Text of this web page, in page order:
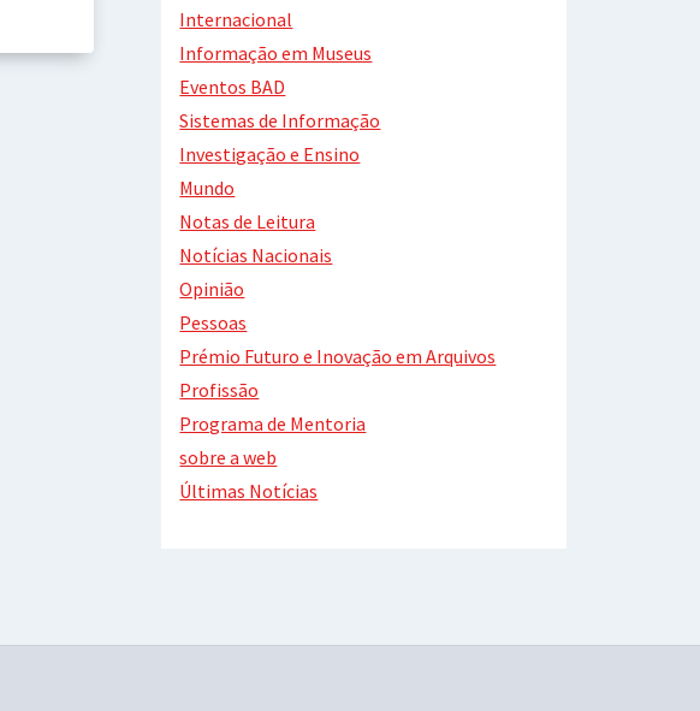
Internacional
Informação em Museus
Eventos BAD
Sistemas de Informação
Investigação e Ensino
Mundo
Notas de Leitura
Notícias Nacionais
Opinião
Pessoas
Prémio Futuro e Inovação em Arquivos
Profissão
Programa de Mentoria
sobre a web
Últimas Notícias